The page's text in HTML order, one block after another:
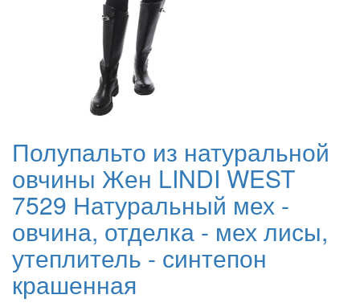
Полупальто из натуральной
овчины Жен LINDI WEST
7529 Натуральный мех -
овчина, отделка - мех лисы,
утеплитель - синтепон
крашенная